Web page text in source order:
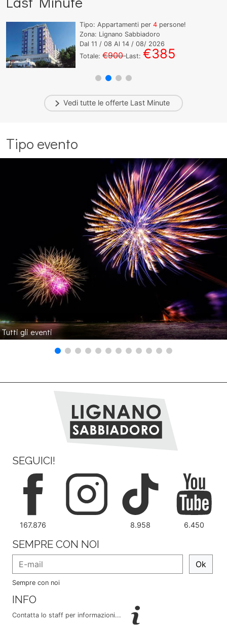
Tipo: Appartamenti per4 persone!
Zona: Lignano Sabbiadoro
Dal11 / 08 Al14 / 08/ 2026
Totale:€900Last:€385
Vedi tutte le offerte Last Minute
Tipo evento
Tutti gli eventi
SEGUICI!
167.876 8.958 6.450
SEMPRE CON NOI
Ok
Sempre con noi
INFO
Contatta lo staff per informazioni...